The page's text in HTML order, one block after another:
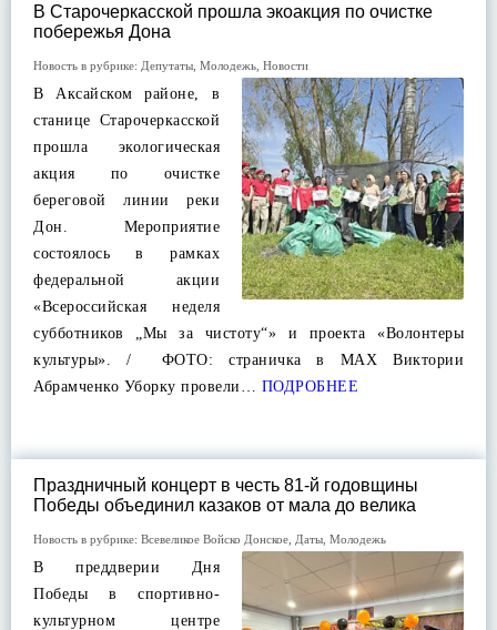
В Старочеркасской прошла экоакция по очистке
побережья Дона
Новость в рубрике: Депутаты Молодежь Новости
В Аксайском районе, в
станице Старочеркасской
прошла экологическая
акция по очистке
береговой линии реки
Дон. Мероприятие
состоялось в рамках
федеральной акции
«Всероссийская неделя
субботников „Мы за чистоту“» и проекта «Волонтеры
культуры». / ФОТО: страничка в МАХ Виктории
Абрамченко Уборку провели… ПОДРОБНЕЕ
Праздничный концерт в честь 81-й годовщины
Победы объединил казаков от мала до велика
Новость в рубрике: Всевеликое Войско Донское Даты Молодежь
В преддверии Дня
Победы в спортивно-
культурном центре